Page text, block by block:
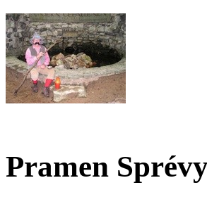
Pramen